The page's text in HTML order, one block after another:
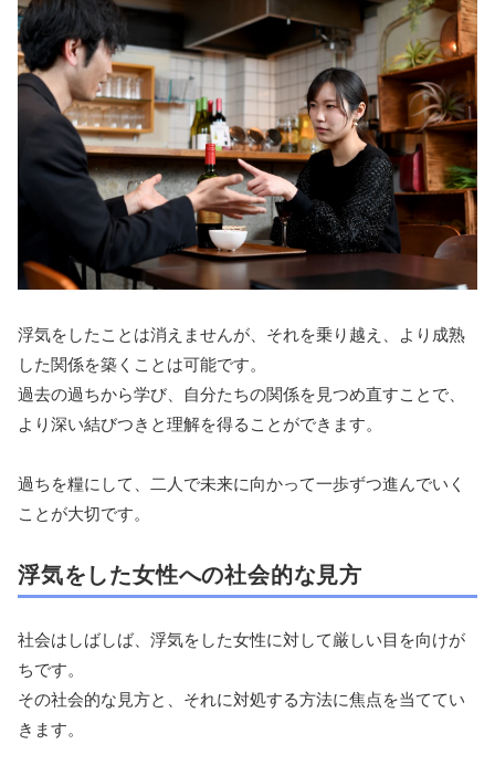
浮気をしたことは消えませんが、それを乗り越え、より成熟
した関係を築くことは可能です。
過去の過ちから学び、自分たちの関係を見つめ直すことで、
より深い結びつきと理解を得ることができます。
過ちを糧にして、二人で未来に向かって一歩ずつ進んでいく
ことが大切です。
浮気をした女性への社会的な見方
社会はしばしば、浮気をした女性に対して厳しい目を向けが
ちです。
その社会的な見方と、それに対処する方法に焦点を当ててい
きます。